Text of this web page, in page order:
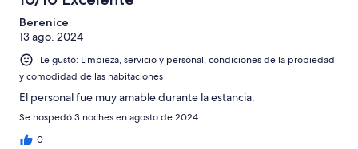
Berenice
13 ago. 2024
Le gustó: Limpieza, servicio y personal, condiciones de la propiedad
y comodidad de las habitaciones
El personal fue muy amable durante la estancia.
Se hospedó 3 noches en agosto de 2024
0